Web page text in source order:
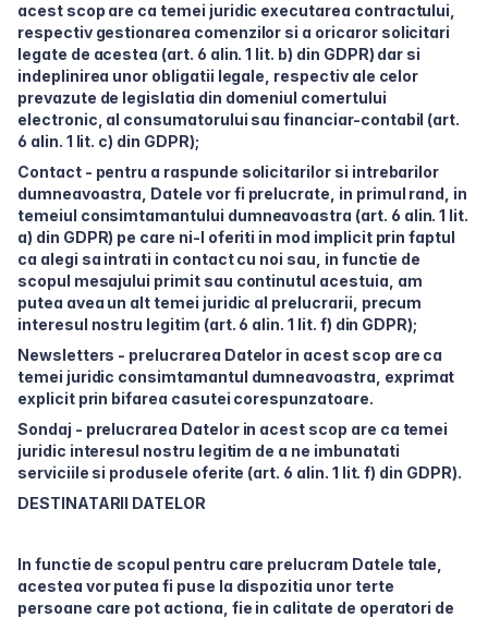
acest scop are ca temei juridic executarea contractului,
respectiv gestionarea comenzilor si a oricaror solicitari
legate de acestea (art. 6 alin. 1 lit. b) din GDPR) dar si
indeplinirea unor obligatii legale, respectiv ale celor
prevazute de legislatia din domeniul comertului
electronic, al consumatorului sau financiar-contabil (art.
6 alin. 1 lit. c) din GDPR);
Contact - pentru a raspunde solicitarilor si intrebarilor
dumneavoastra, Datele vor fi prelucrate, in primul rand, in
temeiul consimtamantului dumneavoastra (art. 6 alin. 1 lit.
a) din GDPR) pe care ni-l oferiti in mod implicit prin faptul
ca alegi sa intrati in contact cu noi sau, in functie de
scopul mesajului primit sau continutul acestuia, am
putea avea un alt temei juridic al prelucrarii, precum
interesul nostru legitim (art. 6 alin.1 lit. f) din GDPR);
Newsletters - prelucrarea Datelor in acest scop are ca
temei juridic consimtamantul dumneavoastra, exprimat
explicit prin bifarea casutei corespunzatoare.
Sondaj - prelucrarea Datelor in acest scop are ca temei
juridic interesul nostru legitim de a ne imbunatati
serviciile si produsele oferite (art. 6 alin. 1 lit. f) din GDPR).
DESTINATARII DATELOR
In functie de scopul pentru care prelucram Datele tale,
acestea vor putea fi puse la dispozitia unor terte
persoane care pot actiona, fie in calitate de operatori de